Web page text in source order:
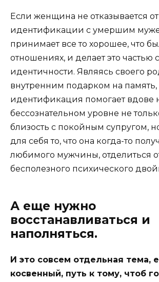
Если женщина не отказывается от
идентификации с умершим
принимает все то хорошее, что
отношениях, и делает это частью
идентичности. Являясь своего
внутренним подарком на память,
идентификация помогает вдове
бессознательном уровне не
близость с покойным супругом,
для себя то, что она когда-то
любимого мужчины, отделиться
бесполезного психического
А еще нужно
восстанавливаться и
наполняться.
И это совсем отдельная тема,
косвенный, путь к тому, чтоб